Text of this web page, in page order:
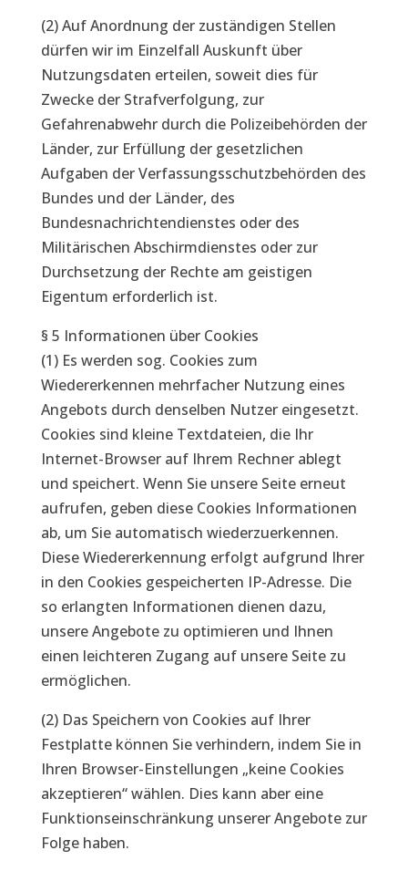
(2) Auf Anordnung der zuständigen Stellen
dürfen wir im Einzelfall Auskunft über
Nutzungsdaten erteilen, soweit dies für
Zwecke der Strafverfolgung, zur
Gefahrenabwehr durch die Polizeibehörden der
Länder, zur Erfüllung der gesetzlichen
Aufgaben der Verfassungsschutzbehörden des
Bundes und der Länder, des
Bundesnachrichtendienstes oder des
Militärischen Abschirmdienstes oder zur
Durchsetzung der Rechte am geistigen
Eigentum erforderlich ist.
§ 5 Informationen über Cookies
(1) Es werden sog. Cookies zum
Wiedererkennen mehrfacher Nutzung eines
Angebots durch denselben Nutzer eingesetzt.
Cookies sind kleine Textdateien, die Ihr
Internet-Browser auf Ihrem Rechner ablegt
und speichert. Wenn Sie unsere Seite erneut
aufrufen, geben diese Cookies Informationen
ab, um Sie automatisch wiederzuerkennen.
Diese Wiedererkennung erfolgt aufgrund Ihrer
in den Cookies gespeicherten IP-Adresse. Die
so erlangten Informationen dienen dazu,
unsere Angebote zu optimieren und Ihnen
einen leichteren Zugang auf unsere Seite zu
ermöglichen.
(2) Das Speichern von Cookies auf Ihrer
Festplatte können Sie verhindern, indem Sie in
Ihren Browser-Einstellungen „keine Cookies
akzeptieren“ wählen. Dies kann aber eine
Funktionseinschränkung unserer Angebote zur
Folge haben.